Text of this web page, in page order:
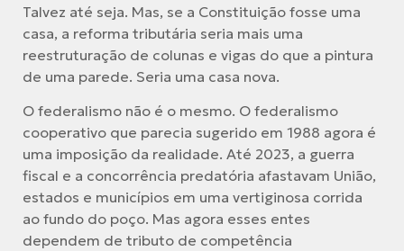
Talvez até seja. Mas, se a Constituição fosse uma
casa, a reforma tributária seria mais uma
reestruturação de colunas e vigas do que a pintura
de uma parede. Seria uma casa nova.
O federalismo não é o mesmo. O federalismo
cooperativo que parecia sugerido em 1988 agora é
uma imposição da realidade. Até 2023, a guerra
fiscal e a concorrência predatória afastavam União,
estados e municípios em uma vertiginosa corrida
ao fundo do poço. Mas agora esses entes
dependem de tributo de competência